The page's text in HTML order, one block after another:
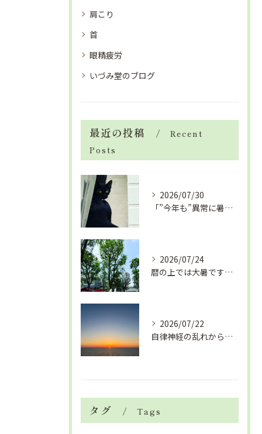
肩こり
首
眼精疲労
いづみ堂のブログ
最近の投稿
Recent
Posts
2026/07/30
「”今年も”異常に暑い夏」酷暑+冷房＝夏風邪、腰痛、ひざの痛...
2026/07/24
暦の上では大暑です！腰痛や肩こりから来る頭痛
2026/07/22
自律神経の乱れから生活習慣病、血液循環の滞り
タグ Tags